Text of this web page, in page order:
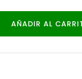
AÑADIR AL